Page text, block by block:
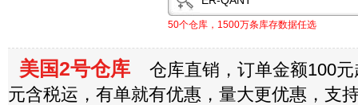
50个仓库，1500万条库存数据任选
美国2号仓库 仓库直销，订单金额100元
元含税运，有单就有优惠，量大更优惠，支